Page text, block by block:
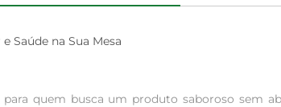
Saúde na Sua Mesa
quem busca um produto saboroso sem